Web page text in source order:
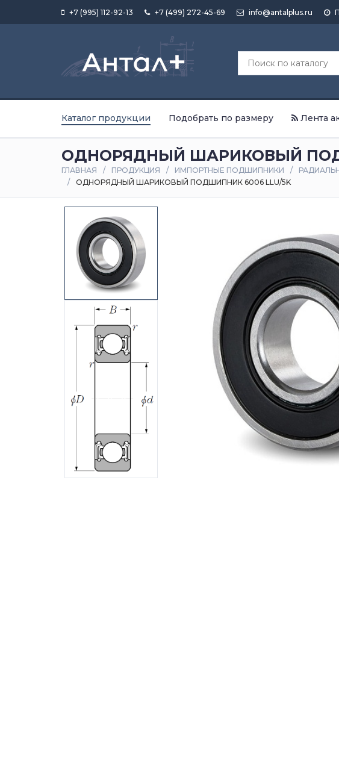
+7 (995) 112-92-13 +7 (499) 272-45-69 info@antalplus.ru
Каталог продукции Подобрать по размеру Лента
ОДНОРЯДНЫЙ ШАРИКОВЫЙ
ГЛАВНАЯ ПРОДУКЦИЯ ИМПОРТНЫЕ ПОДШИПНИКИ
ОДНОРЯДНЫЙ ШАРИКОВЫЙ ПОДШИПНИК 6006 LLU/5K